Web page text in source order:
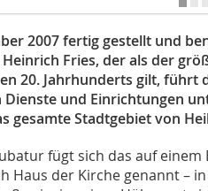
2007 fertig gestellt und
Fries, der als der
20. Jahrhunderts gilt, führt
und Einrichtungen
gesamte Stadtgebiet von
fügt sich das auf
Haus der Kirche genannt –